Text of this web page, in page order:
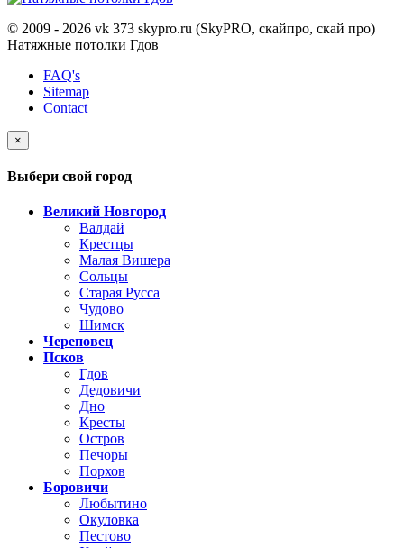
© 2009 - 2026 vk 373 skypro.ru (SkyPRO, скайпро, скай про)
Натяжные потолки Гдов
FAQ's
Sitemap
Contact
×
Выбери свой город
Великий Новгород
Валдай
Крестцы
Малая Вишера
Сольцы
Старая Русса
Чудово
Шимск
Череповец
Псков
Гдов
Дедовичи
Дно
Кресты
Остров
Печоры
Порхов
Боровичи
Любытино
Окуловка
Пестово